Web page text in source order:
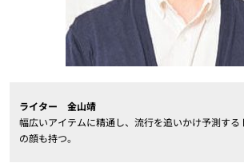
ライター 金山靖
幅広いアイテムに精通し、流行を追いかけ予測する
の顔も持つ。